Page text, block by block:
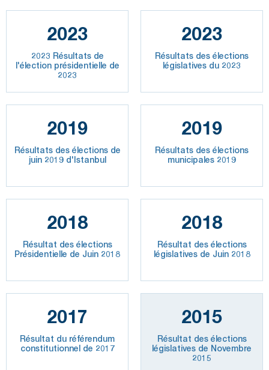
2023
2023 Résultats de
l'élection présidentielle de
2023
2023
Résultats des élections
législatives du 2023
2019
Résultats des élections de
juin 2019 d'Istanbul
2019
Résultats des élections
municipales 2019
2018
Résultat des élections
Présidentielle de Juin 2018
2018
Résultat des élections
législatives de Juin 2018
2017
Résultat du référendum
constitutionnel de 2017
2015
Résultat des élections
législatives de Novembre
2015